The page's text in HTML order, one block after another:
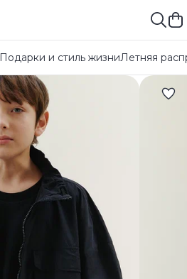
Подарки и стиль жизниЛетняя